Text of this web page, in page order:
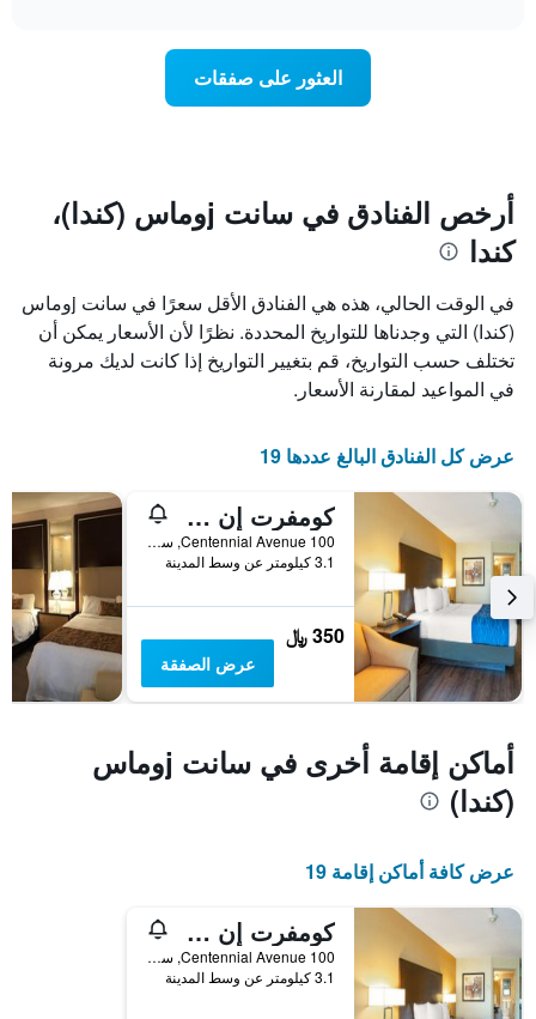
محور
X
الذي
يعرض
عدد
الأيام
قبل
الإقامة
يتضمن
التالي
1
محور
الذي
يعرض
متوسط
سعر
غرفة
العثور على صفقات
أرخص الفنادق في سانت jوماس (كندا)،
كندا
في الوقت الحالي، هذه هي الفنادق الأقل سعرًا في سانت jوماس
(كندا) التي وجدناها للتواريخ المحددة. نظرًا لأن الأسعار يمكن أن
تختلف حسب التواريخ، قم بتغيير التواريخ إذا كانت لديك مرونة
في المواعيد لمقارنة الأسعار.
عرض كل الفنادق البالغ عددها 19
كومفرت إن سان توماس
100 Centennial Avenue, سانت jوماس (كندا), ON, كندا
3.1 كيلومتر عن وسط المدينة
350 ﷼
عرض الصفقة
أماكن إقامة أخرى في سانت jوماس
(كندا)
عرض كافة أماكن إقامة 19
كومفرت إن سان توماس
100 Centennial Avenue, سانت jوماس (كندا), ON, كندا
3.1 كيلومتر عن وسط المدينة